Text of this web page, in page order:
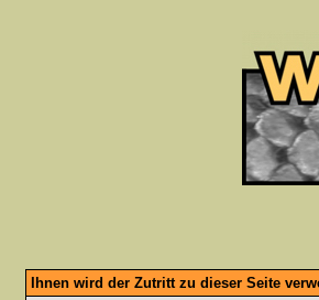
Ihnen wird der Zutritt zu dieser Seite